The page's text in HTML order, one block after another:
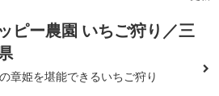
ピー農園 いちご狩り／三
章姫を堪能できるいちご狩り